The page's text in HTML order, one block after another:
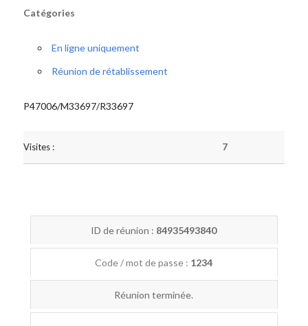
Catégories
En ligne uniquement
Réunion de rétablissement
P47006/M33697/R33697
Visites : 7
ID de réunion : 84935493840
Code / mot de passe : 1234
Réunion terminée.